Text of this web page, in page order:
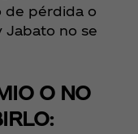
de pérdida o
Jabato no se
O NO